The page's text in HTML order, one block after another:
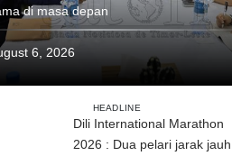
di masa depan
6, 2026
HEADLINE
Dili International Marathon
2026 : Dua pelari jarak jauh